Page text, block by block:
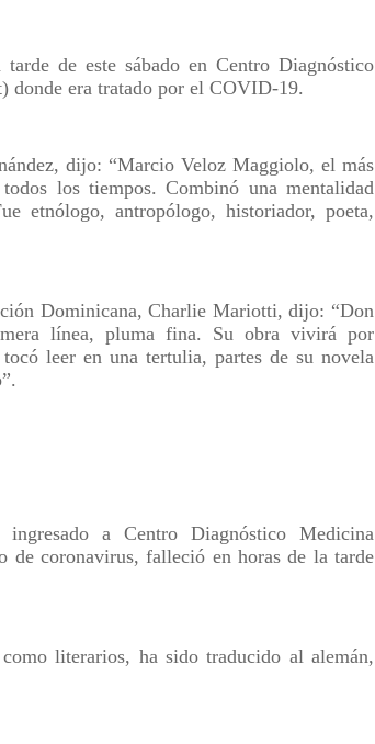
de este sábado en Centro Diagnóstico
donde era tratado por el COVID-19.
dijo: “Marcio Veloz Maggiolo, el más
los tiempos. Combinó una mentalidad
etnólogo, antropólogo, historiador, poeta,
Dominicana, Charlie Mariotti, dijo: “Don
línea, pluma fina. Su obra vivirá por
leer en una tertulia, partes de su novela
a Centro Diagnóstico Medicina
de coronavirus, falleció en horas de la tarde
literarios, ha sido traducido al alemán,